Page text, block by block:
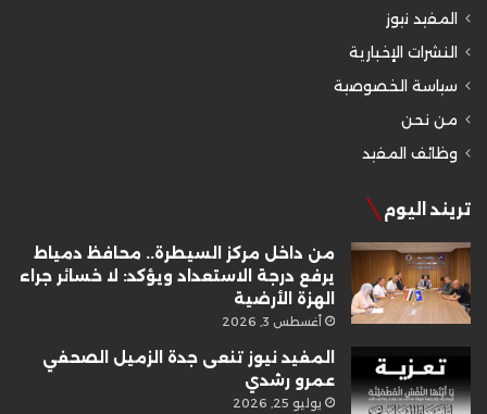
المفيد نيوز
النشرات الإخبارية
سياسة الخصوصية
من نحن
وظائف المفيد
تريند اليوم
من داخل مركز السيطرة.. محافظ دمياط
يرفع درجة الاستعداد ويؤكد: لا خسائر جراء
الهزة الأرضية
أغسطس 3, 2026
المفيد نيوز تنعى جدة الزميل الصحفي
عمرو رشدي
يوليو 25, 2026